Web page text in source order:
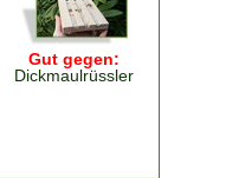
Gut gegen:
Dickmaulrüssler